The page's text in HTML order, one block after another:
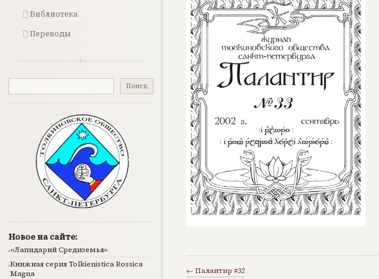
Библиотека
Переводы
Поиск
Новое на сайте:
«Лапидарий Средиземья»
Книжная серия Tolkienistica Rossica
Magna
← Палантир #32